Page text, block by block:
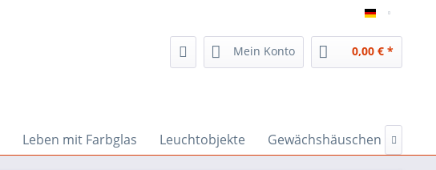
Mein Konto 0,00 € *
Leben mit Farbglas Leuchtobjekte Gewächshäuschen & Co
